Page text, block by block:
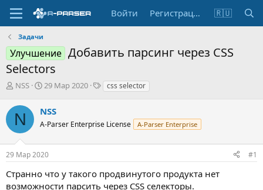
Войти Регистрация 🇷🇺
Задачи
Улучшение Добавить парсинг через CSS
Selectors
А
т
о
р
е
м
NSS
Д
а
н
ч
а
29 Мар 2020
Тcss selector
N NSS
A-Parser Enterprise License A-Parser Enterprise
29 Мар 2020 #1
Странно что у такого продвинутого продукта нет
возможности парсить через CSS селекторы.